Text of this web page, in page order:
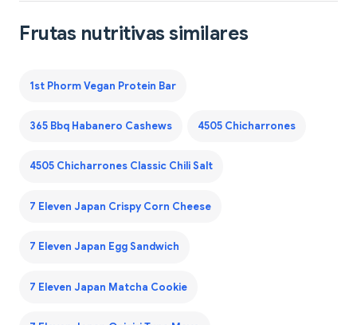
Frutas nutritivas similares
1st Phorm Vegan Protein Bar
365 Bbq Habanero Cashews 4505 Chicharrones
4505 Chicharrones Classic Chili Salt
7 Eleven Japan Crispy Corn Cheese
7 Eleven Japan Egg Sandwich
7 Eleven Japan Matcha Cookie